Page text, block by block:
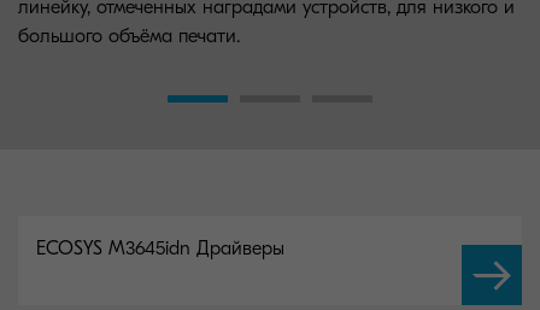
линейку, отмеченных наградами устройств, для низкого и
большого объёма печати.
ECOSYS M3645idn Драйверы